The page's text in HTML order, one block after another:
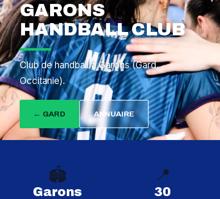
GARONS
HANDBALL CLUB
Club de handball à Garons (Gard,
Occitanie).
← GARD ANNUAIRE
🏟️
Garons
📍
30